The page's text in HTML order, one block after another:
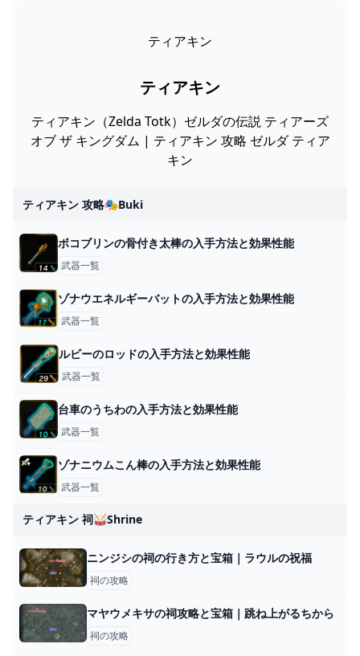
ティアキン
ティアキン
ティアキン（Zelda Totk）ゼルダの伝説 ティアーズ
オブ ザ キングダム | ティアキン 攻略 ゼルダ ティア
キン
ティアキン 攻略🎭buki
ボコブリンの骨付き太棒の入手方法と効果性能
武器一覧
ゾナウエネルギーバットの入手方法と効果性能
武器一覧
ルビーのロッドの入手方法と効果性能
武器一覧
台車のうちわの入手方法と効果性能
武器一覧
ゾナニウムこん棒の入手方法と効果性能
武器一覧
ティアキン 祠🥁shrine
ニンジシの祠の行き方と宝箱｜ラウルの祝福
祠の攻略
マヤウメキサの祠攻略と宝箱｜跳ね上がるちから
祠の攻略